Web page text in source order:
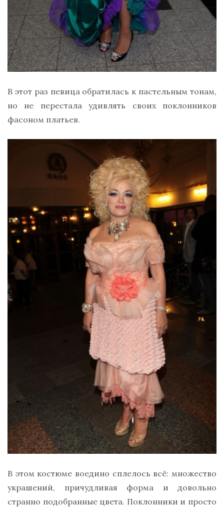
В этот раз певица обратилась к пастельным тонам,
но не перестала удивлять своих поклонников
фасоном платьев.
В этом костюме воедино сплелось всё: множество
украшений, причудливая форма и довольно
странно подобранные цвета. Поклонники и просто